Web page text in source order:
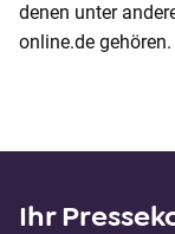
denen unter
online.de gehören.
Ihr